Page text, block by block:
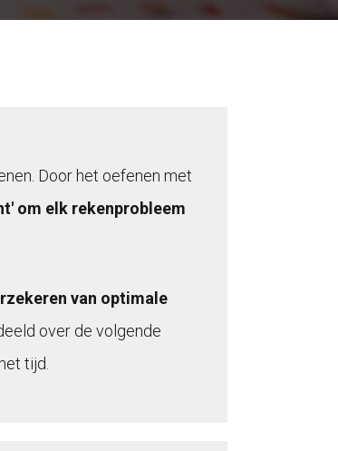
Door het oefenen met
om elk rekenprobleem
van optimale
over de volgende
tijd.